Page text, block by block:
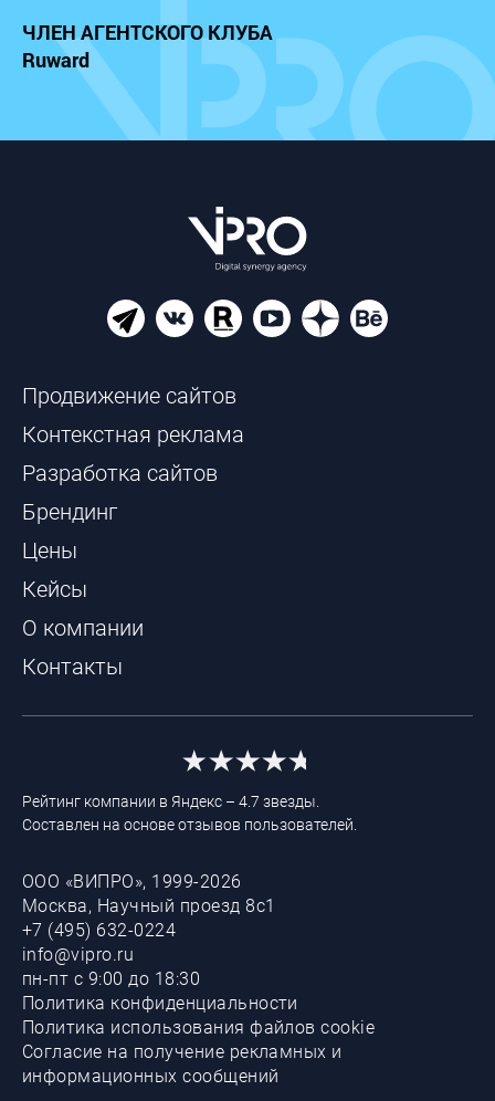
ЧЛЕН АГЕНТСКОГО КЛУБА
Ruward
Продвижение сайтов
Контекстная реклама
Разработка сайтов
Брендинг
Цены
Кейсы
О компании
Контакты
ООО «ВИПРО», 1999-2026
Москва, Научный проезд 8с1
+7 (495) 632-0224
info@vipro.ru
пн-пт с 9:00 до 18:30
Политика конфиденциальности
Политика использования файлов cookie
Согласие на получение рекламных и
информационных сообщений
Рейтинг компании в Яндекс – 4.7 звезды.
Составлен на основе отзывов пользователей.